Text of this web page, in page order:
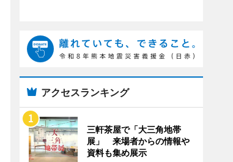
アクセスランキング
三軒茶屋で「大三角地帯
展」 来場者からの情報や
資料も集め展示